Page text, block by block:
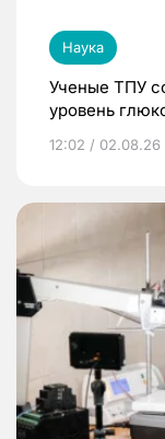
Наука
Ученые ТПУ
уровень
12:02 / 02.08.26